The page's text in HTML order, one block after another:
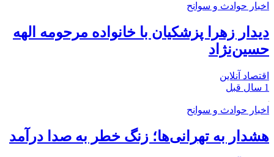
اخبار حوادث و سوانح
دیدار زهرا پزشکیان با خانواده مرحومه الهه
حسین‌نژاد
اقتصاد آنلاین
1 سال قبل
اخبار حوادث و سوانح
هشدار به تهرانی‌ها؛ زنگ خطر به صدا درآمد